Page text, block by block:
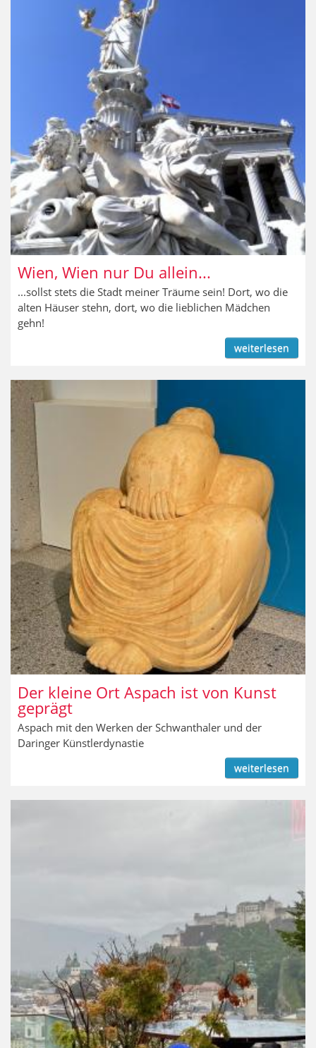
Innsbruck
Wien, Wien nur Du allein...
...sollst stets die Stadt meiner Träume sein! Dort, wo die
alten Häuser stehn, dort, wo die lieblichen Mädchen
gehn!
weiterlesen
Der kleine Ort Aspach ist von Kunst
geprägt
Aspach mit den Werken der Schwanthaler und der
Daringer Künstlerdynastie
weiterlesen